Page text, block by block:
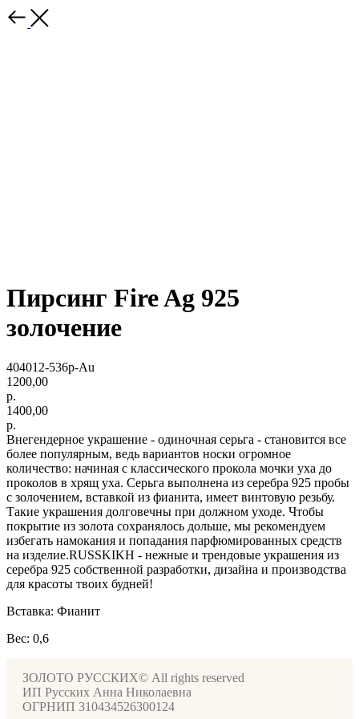
Пирсинг Fire Ag 925
золочение
404012-536р-Au
1200,00
р.
1400,00
р.
Внегендерное украшение - одиночная серьга - становится все
более популярным, ведь вариантов носки огромное
количество: начиная с классического прокола мочки уха до
проколов в хрящ уха. Серьга выполнена из серебра 925 пробы
с золочением, вставкой из фианита, имеет винтовую резьбу.
Такие украшения долговечны при должном уходе. Чтобы
покрытие из золота сохранялось дольше, мы рекомендуем
избегать намокания и попадания парфюмированных средств
на изделие.RUSSKIKH - нежные и трендовые украшения из
серебра 925 собственной разработки, дизайна и производства
для красоты твоих будней!
Вставка: Фианит
Вес: 0,6
ЗОЛОТО РУССКИХ© All rights reserved
ИП Русских Анна Николаевна
ОГРНИП 310434526300124